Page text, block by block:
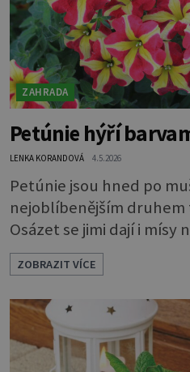
ZAHRADA
Petúnie hýří
LENKA KORANDOVÁ 4.5.2026
Petúnie jsou hned po
nejoblíbenějším
Osázet se jimi dají i mísy
balkoně, a dokonce i záhony.
rozsáhlá nabídka petúnií
příbuzných surfinií
druhy a kultivary. Ty se
a zdánlivě splývají, nebo
ZOBRAZIT VÍCE